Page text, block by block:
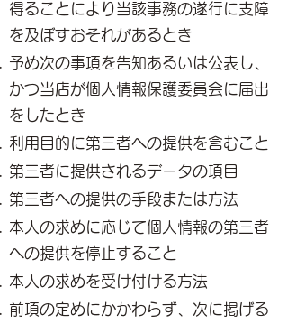
得ることにより当該事務の遂行に支障
を及ぼすおそれがあるとき
予め次の事項を告知あるいは公表し、
かつ当店が個人情報保護委員会に届出
をしたとき
利用目的に第三者への提供を含むこと
第三者に提供されるデータの項目
第三者への提供の手段または方法
本人の求めに応じて個人情報の第三者
への提供を停止すること
本人の求めを受け付ける方法
前項の定めにかかわらず、次に掲げる